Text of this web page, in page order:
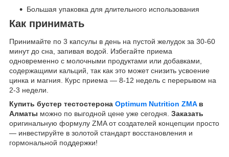
Большая упаковка для длительного использования
Как принимать
Принимайте по 3 капсулы в день на пустой желудок за 30-60
минут до сна, запивая водой. Избегайте приема
одновременно с молочными продуктами или добавками,
содержащими кальций, так как это может снизить усвоение
цинка и магния. Курс приема — 8-12 недель с перерывом на
2-3 недели.
Купить бустер тестостерона Optimum Nutrition ZMAв
Алматы можно по выгодной цене уже сегодня. Заказать
оригинальную формулу ZMA от создателей концепции просто
— инвестируйте в золотой стандарт восстановления и
гормональной поддержки!